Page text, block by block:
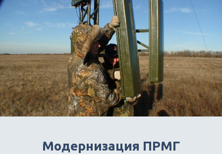
Модернизация ПРМГ